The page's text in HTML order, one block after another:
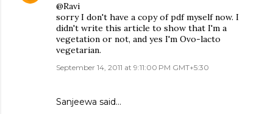
@Ravi
sorry I don't have a copy of pdf myself now. I
didn't write this article to show that I'm a
vegetation or not, and yes I'm Ovo-lacto
vegetarian.
September 14, 2011 at 9:11:00 PM GMT+5:30
Sanjeewa said…